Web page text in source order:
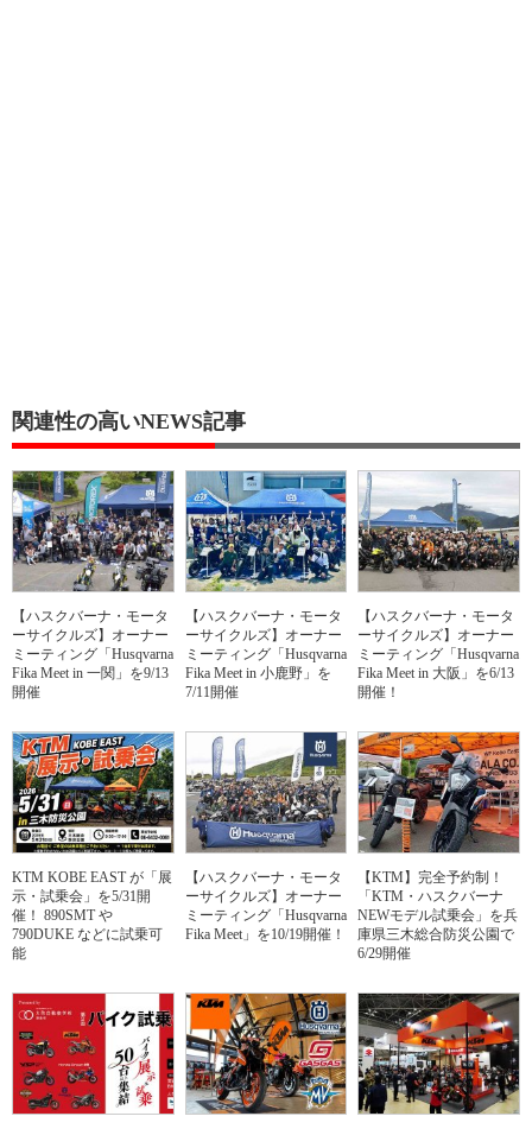
関連性の高いNEWS記事
【ハスクバーナ・モータ
ーサイクルズ】オーナー
ミーティング「Husqvarna
Fika Meet in 一関」を9/13
開催
【ハスクバーナ・モータ
ーサイクルズ】オーナー
ミーティング「Husqvarna
Fika Meet in 小鹿野」を
7/11開催
【ハスクバーナ・モータ
ーサイクルズ】オーナー
ミーティング「Husqvarna
Fika Meet in 大阪」を6/13
開催！
KTM KOBE EAST が「展
示・試乗会」を5/31開
催！ 890SMT や
790DUKE などに試乗可
能
【ハスクバーナ・モータ
ーサイクルズ】オーナー
ミーティング「Husqvarna
Fika Meet」を10/19開催！
【KTM】完全予約制！
「KTM・ハスクバーナ
NEWモデル試乗会」を兵
庫県三木総合防災公園で
6/29開催